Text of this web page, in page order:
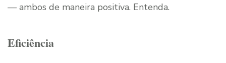
— ambos de maneira positiva. Entenda.
Eficiência